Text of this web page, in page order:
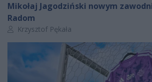
Mikołaj Jagodziński nowym
Radom
Autor artykułu:
Krzysztof Pękała